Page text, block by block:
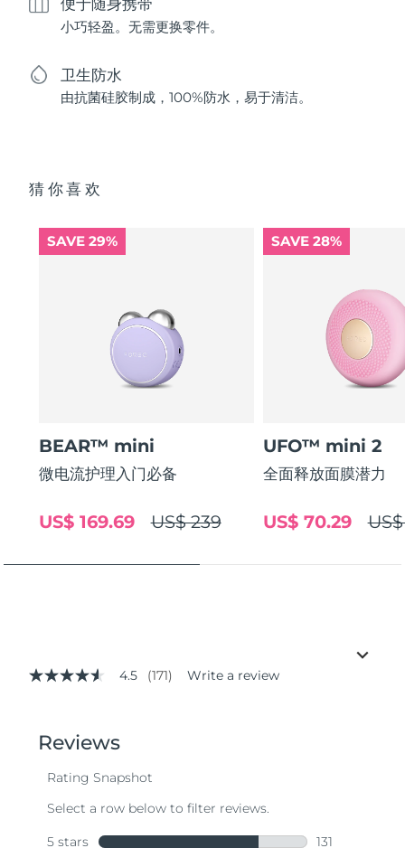
小巧轻盈。无需更换零件。
卫生防水
由抗菌硅胶制成，100%防水，易于清洁。
猜你喜欢
SAVE 29%
BEAR™ mini
微电流护理入门必备
US$ 239
US$ 169.69
SAVE 28%
UFO™ mini 2
全面释放面膜潜力
US$ 70.29
4.5
stars,
average
value.
171
Same
4.5 (171) Write a review